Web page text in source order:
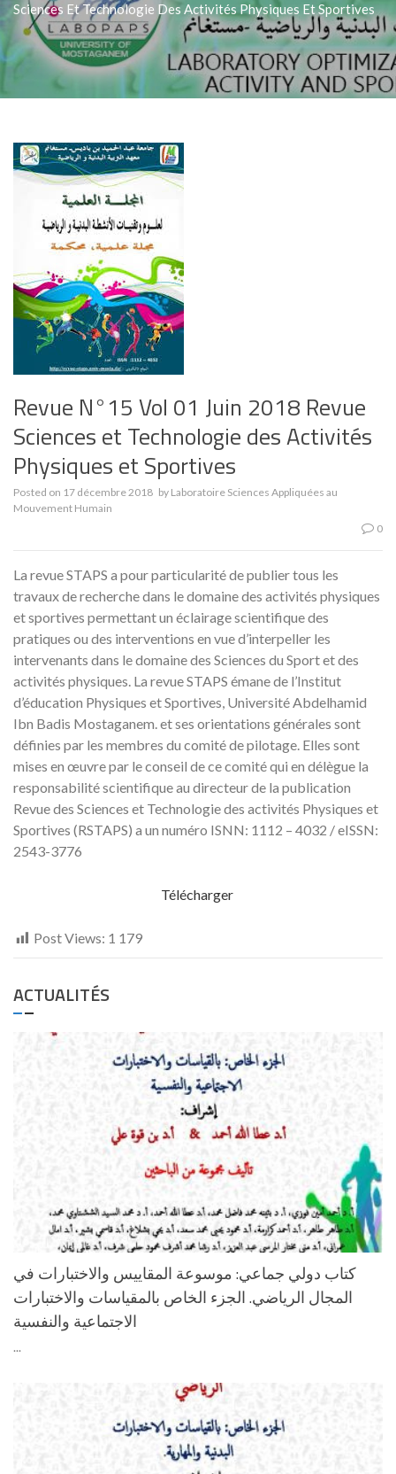
Sciences Et Technologie Des Activités Physiques Et Sportives
Revue N°15 Vol 01 Juin 2018 Revue
Sciences et Technologie des Activités
Physiques et Sportives
Posted on 17 décembre 2018 by Laboratoire Sciences Appliquées au
Mouvement Humain
0
La revue STAPS a pour particularité de publier tous les
travaux de recherche dans le domaine des activités physiques
et sportives permettant un éclairage scientifique des
pratiques ou des interventions en vue d’interpeller les
intervenants dans le domaine des Sciences du Sport et des
activités physiques. La revue STAPS émane de l’Institut
d’éducation Physiques et Sportives, Université Abdelhamid
Ibn Badis Mostaganem. et ses orientations générales sont
définies par les membres du comité de pilotage. Elles sont
mises en œuvre par le conseil de ce comité qui en délègue la
responsabilité scientifique au directeur de la publication
Revue des Sciences et Technologie des activités Physiques et
Sportives (RSTAPS) a un numéro ISNN: 1112 – 4032 / eISSN:
2543-3776
Télécharger
Post Views: 1 179
ACTUALITÉS
كتاب دولي جماعي: موسوعة المقاييس والاختبارات في
المجال الرياضي. الجزء الخاص بالمقياسات والاختبارات
الاجتماعية والنفسية
...